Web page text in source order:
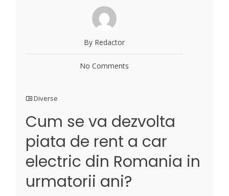
By Redactor
No Comments
Diverse
Cum se va dezvolta
piata de rent a car
electric din Romania in
urmatorii ani?